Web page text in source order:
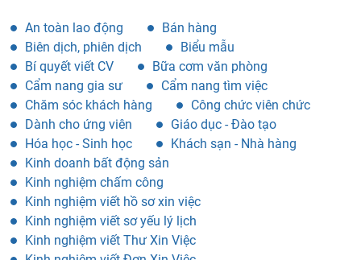
An toàn lao động
Bán hàng
Biên dịch, phiên dịch
Biểu mẫu
Bí quyết viết CV
Bữa cơm văn phòng
Cẩm nang gia sư
Cẩm nang tìm việc
Chăm sóc khách hàng
Công chức viên chức
Dành cho ứng viên
Giáo dục - Đào tạo
Hóa học - Sinh học
Khách sạn - Nhà hàng
Kinh doanh bất động sản
Kinh nghiệm chấm công
Kinh nghiệm viết hồ sơ xin việc
Kinh nghiệm viết sơ yếu lý lịch
Kinh nghiệm viết Thư Xin Việc